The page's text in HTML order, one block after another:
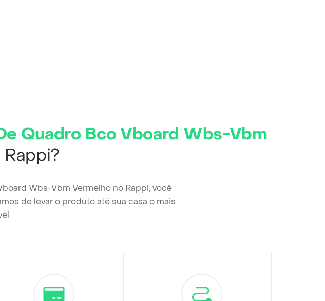
Quadro Bco Vboard Wbs-Vbm
Wbs-Vbm Vermelho no Rappi, você
de levar o produto até sua casa o mais